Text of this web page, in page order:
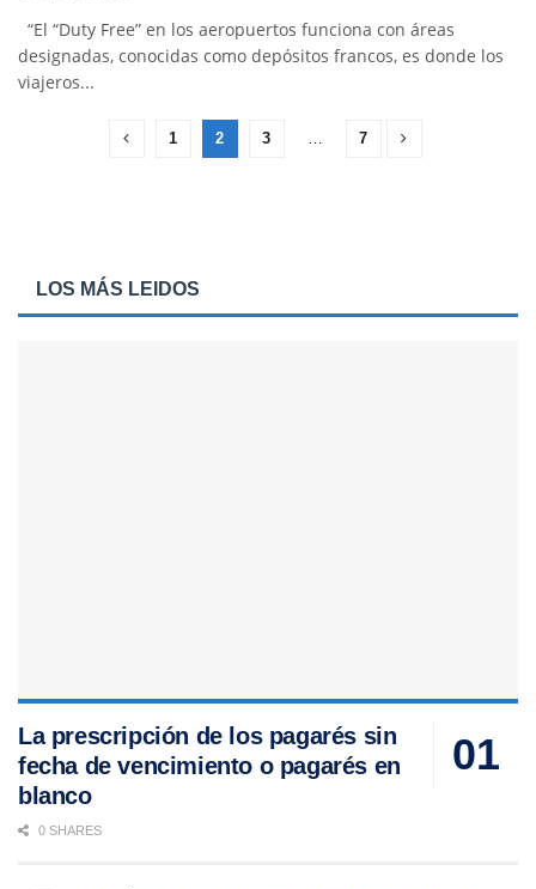
“El “Duty Free” en los aeropuertos funciona con áreas
designadas, conocidas como depósitos francos, es donde los
viajeros...
1 2 3 … 7
LOS MÁS LEIDOS
La prescripción de los pagarés sin
fecha de vencimiento o pagarés en
blanco
0 SHARES